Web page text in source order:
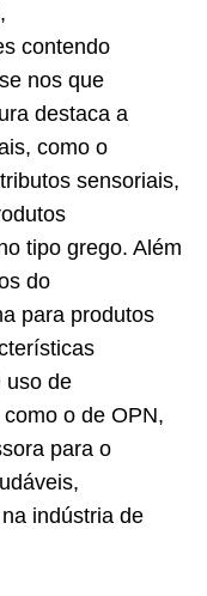
contendo
nos que
destaca a
como o
sensoriais,
tipo grego. Além
do
para produtos
uso de
o de OPN,
para o
indústria de